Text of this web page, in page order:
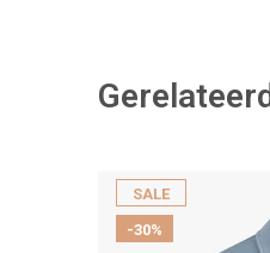
SALE
-30%